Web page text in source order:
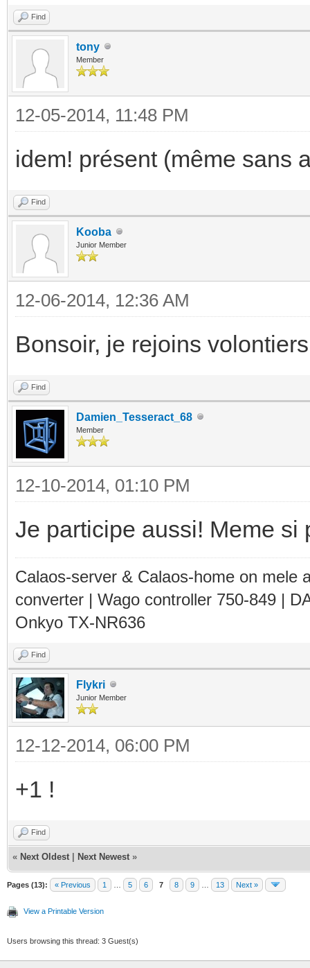
Find
tony
Member
12-05-2014, 11:48 PM
idem! présent (même sans
Find
Kooba
Junior Member
12-06-2014, 12:36 AM
Bonsoir, je rejoins
Find
Damien_Tesseract_68
Member
12-10-2014, 01:10 PM
Je participe aussi! Meme si
Calaos-server & Calaos-home on mele
converter | Wago controller 750-849 |
Onkyo TX-NR636
Find
Flykri
Junior Member
12-12-2014, 06:00 PM
+1 !
Find
« Next Oldest Next Newest »
Pages (13): « Previous 1 5 6 7 8 9 13 Next »
View a Printable Version
Users browsing this thread: 3 Guest(s)